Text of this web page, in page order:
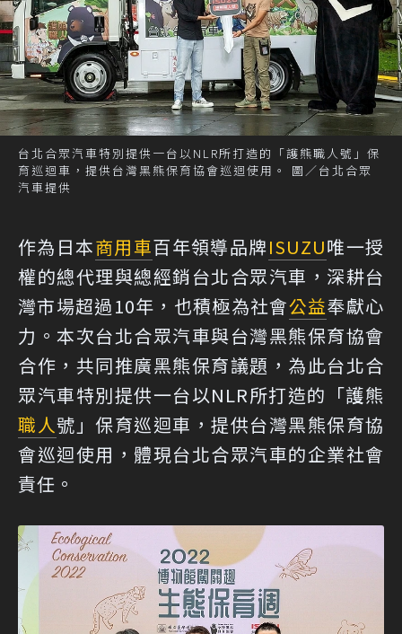
台北合眾汽車特別提供一台以NLR所打造的「護熊職人號」保
育巡迴車，提供台灣黑熊保育協會巡迴使用。 圖／台北合眾
汽車提供
作為日本商用車百年領導品牌ISUZU唯一授
權的總代理與總經銷台北合眾汽車，深耕台
灣市場超過10年，也積極為社會公益奉獻心
力。本次台北合眾汽車與台灣黑熊保育協會
合作，共同推廣黑熊保育議題，為此台北合
眾汽車特別提供一台以NLR所打造的「護熊
職人號」保育巡迴車，提供台灣黑熊保育協
會巡迴使用，體現台北合眾汽車的企業社會
責任。